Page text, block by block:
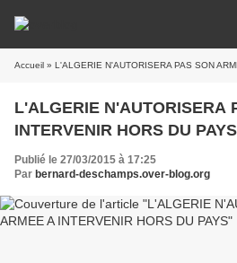
Accueil » L'ALGERIE N'AUTORISERA PAS SON
L'ALGERIE N'AUTORISERA
INTERVENIR HORS DU PAYS
Publié le 27/03/2015 à 17:25
Par bernard-deschamps.over-blog.org